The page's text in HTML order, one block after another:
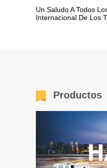
Un Saludo A Todos
Internacional De Los
Productos